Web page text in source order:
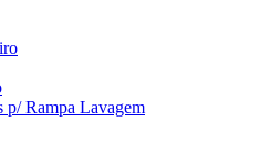
p/ Rampa Lavagem